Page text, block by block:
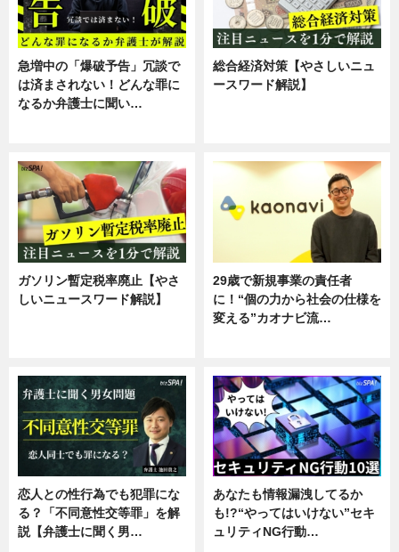
急増中の「爆破予告」冗談で
は済まされない！どんな罪に
なるか弁護士に聞い…
総合経済対策【やさしいニュ
ースワード解説】
ガソリン暫定税率廃止【やさ
しいニュースワード解説】
29歳で新規事業の責任者
に！“個の力から社会の仕様を
変える”カオナビ流…
恋人との性行為でも犯罪にな
る？「不同意性交等罪」を解
説【弁護士に聞く男…
あなたも情報漏洩してるか
も!?“やってはいけない”セキ
ュリティNG行動…